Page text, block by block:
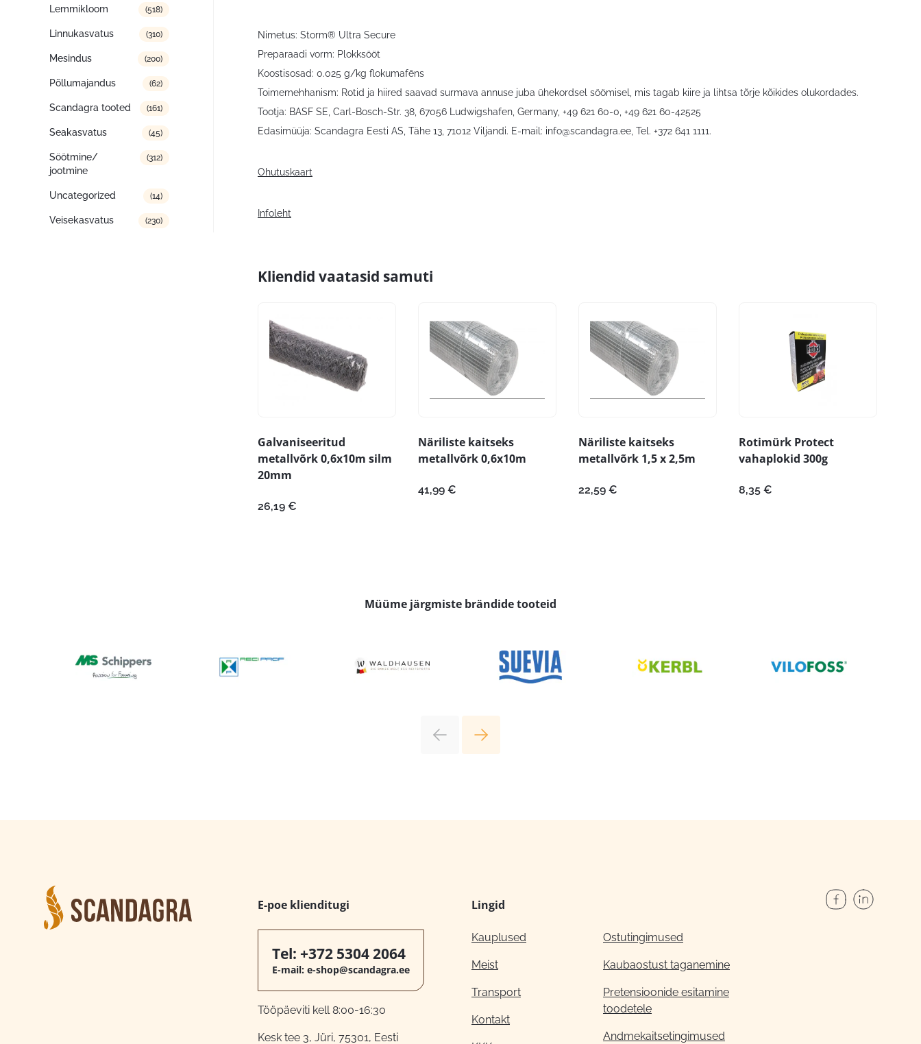
Lemmikloom (518)
Linnukasvatus (310)
Mesindus (200)
Põllumajandus (62)
Scandagra tooted (161)
Seakasvatus (45)
Söötmine/
jootmine
(312)
Uncategorized (14)
Veisekasvatus (230)
Nimetus: Storm® Ultra Secure
Preparaadi vorm: Plokksööt
Koostisosad: 0.025 g/kg flokumafēns
Toimemehhanism: Rotid ja hiired saavad surmava annuse juba ühekordsel söömisel, mis tagab kiire ja lihtsa tõrje kõikides olukordades.
Tootja: BASF SE, Carl-Bosch-Str. 38, 67056 Ludwigshafen, Germany, +49 621 60-0, +49 621 60-42525
Edasimüüja: Scandagra Eesti AS, Tähe 13, 71012 Viljandi. E-mail: info@scandagra.ee , Tel. +372 641 1111.
Ohutuskaart
Infoleht
Kliendid vaatasid samuti
Galvaniseeritud
metallvõrk 0,6x10m silm
20mm
26,19 €
Näriliste kaitseks
metallvõrk 0,6x10m
41,99 €
Näriliste kaitseks
metallvõrk 1,5 x 2,5m
22,59 €
Rotimürk Protect
vahaplokid 300g
8,35 €
Müüme järgmiste brändide tooteid
E-poe klienditugi
Tel: +372 5304 2064
E-mail: e-shop@scandagra.ee
Tööpäeviti kell 8:00-16:30
Kesk tee 3, Jüri, 75301, Eesti
Lingid
Kauplused
Meist
Transport
Kontakt
Ostutingimused
Kaubaostust taganemine
Pretensioonide esitamine
toodetele
Andmekaitsetingimused